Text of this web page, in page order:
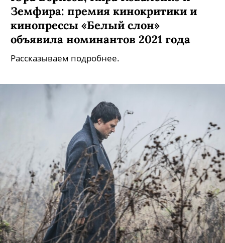
Земфира: премия кинокритики и
кинопрессы «Белый слон»
объявила номинантов 2021 года
Рассказываем подробнее.